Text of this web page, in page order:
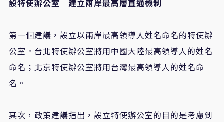
設特使辦公室 建立兩岸最高層直通機制
第一個建議，設立以兩岸最高領導人姓名命名的特使辦
公室。台北特使辦公室將用中國大陸最高領導人的姓名
命名；北京特使辦公室將用台灣最高領導人的姓名命
名。
其次，政策建議指出，設立特使辦公室的目的是考慮到